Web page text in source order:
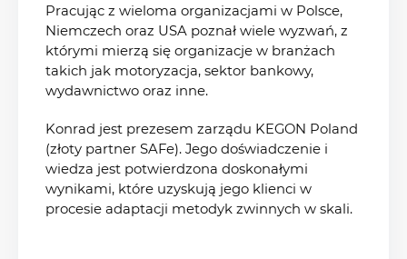
Pracując z wieloma organizacjami w Polsce,
Niemczech oraz USA poznał wiele wyzwań, z
którymi mierzą się organizacje w branżach
takich jak motoryzacja, sektor bankowy,
wydawnictwo oraz inne.
Konrad jest prezesem zarządu KEGON Poland
(złoty partner SAFe). Jego doświadczenie i
wiedza jest potwierdzona doskonałymi
wynikami, które uzyskują jego klienci w
procesie adaptacji metodyk zwinnych w skali.